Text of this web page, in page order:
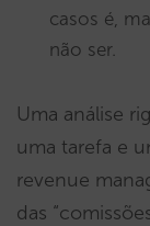
casos é,
não ser.
Uma análise
uma tarefa e
revenue
das